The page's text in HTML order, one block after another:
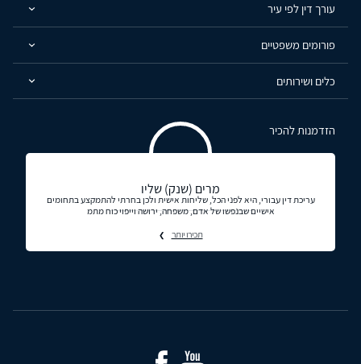
עורך דין לפי עיר
פורומים משפטיים
כלים ושירותים
הזדמנות להכיר
מרים (שנק) שליו
עריכת דין עבורי, היא לפני הכל, שליחות אישית ולכן בחרתי להתמקצע בתחומים
אישיים שבנפשו של אדם, משפחה, ירושה וייפוי כוח מתמ
תכירו יותר